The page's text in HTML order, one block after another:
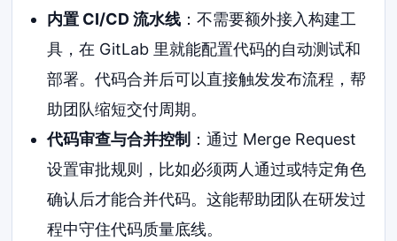
内置 CI/CD 流水线：不需要额外接入构建工
具，在 GitLab 里就能配置代码的自动测试和
部署。代码合并后可以直接触发发布流程，帮
助团队缩短交付周期。
代码审查与合并控制 ：通过 Merge Request
设置审批规则，比如必须两人通过或特定角色
确认后才能合并代码。这能帮助团队在研发过
程中守住代码质量底线。